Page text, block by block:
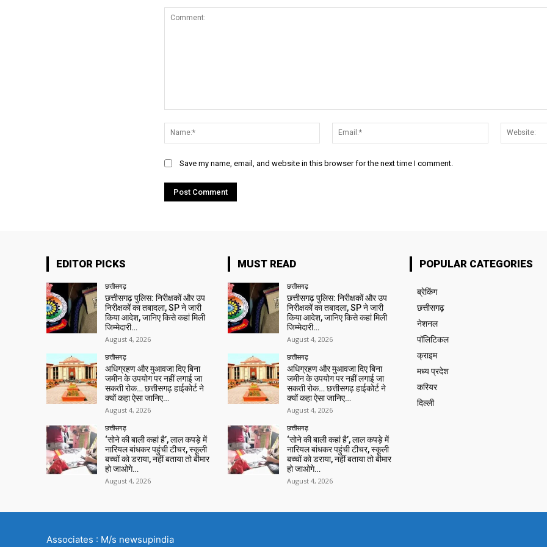
Name:*
Email:*
Save my name, email, and website in this browser for the next time I comment.
EDITOR PICKS
छत्तीसगढ़
छत्तीसगढ़ पुलिस: निरीक्षकों और उप
निरीक्षकों का तबादला, SP ने जारी
किया आदेश, जानिए किसे कहां मिली
जिम्मेदारी…
August 4, 2026
छत्तीसगढ़
अधिग्रहण और मुआवजा दिए बिना
जमीन के उपयोग पर नहीं लगाई जा
सकती रोक… छत्तीसगढ़ हाईकोर्ट ने
क्यों कहा ऐसा जानिए…
August 4, 2026
छत्तीसगढ़
‘सोने की बाली कहां है’, लाल कपड़े में
नारियल बांधकर पहुंची टीचर, स्कूली
बच्चों को डराया, नहीं बताया तो बीमार
हो जाओगे…
August 4, 2026
MUST READ
छत्तीसगढ़
छत्तीसगढ़ पुलिस: निरीक्षकों और उप
निरीक्षकों का तबादला, SP ने जारी
किया आदेश, जानिए किसे कहां मिली
जिम्मेदारी…
August 4, 2026
छत्तीसगढ़
अधिग्रहण और मुआवजा दिए बिना
जमीन के उपयोग पर नहीं लगाई जा
सकती रोक… छत्तीसगढ़ हाईकोर्ट ने
क्यों कहा ऐसा जानिए…
August 4, 2026
छत्तीसगढ़
‘सोने की बाली कहां है’, लाल कपड़े में
नारियल बांधकर पहुंची टीचर, स्कूली
बच्चों को डराया, नहीं बताया तो बीमार
हो जाओगे…
August 4, 2026
POPULAR CATEGORIES
ब्रेकिंग
छत्तीसगढ़
नेशनल
पॉलिटिकल
क्राइम
मध्य प्रदेश
करियर
दिल्ली
Associates : M/s newsupindia